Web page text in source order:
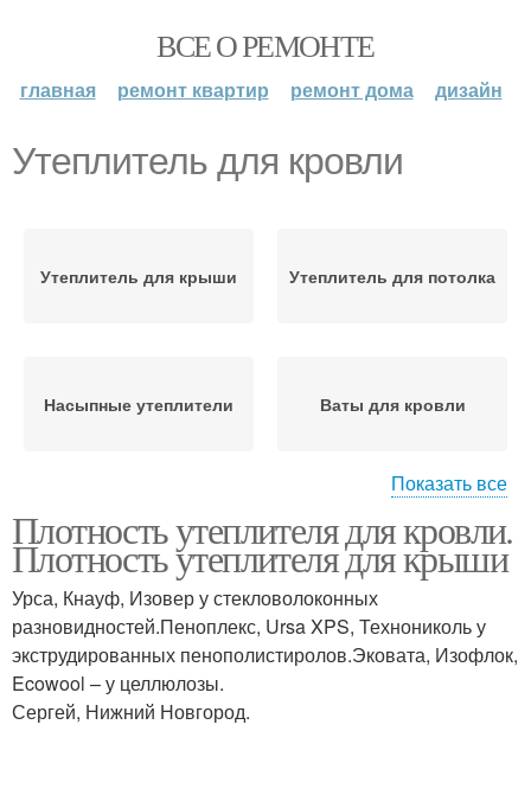
ВСЕ О РЕМОНТЕ
главная ремонт квартир ремонт дома дизайн
Утеплитель для кровли
Утеплитель для крыши Утеплитель для потолка
Насыпные утеплители Ваты для кровли
мансарды
Требования к
мансардному
утеплителю
Утеплитель для скатной
кровли
Утеплитель для
Показать все
Плотность утеплителя для кровли.
Плотность утеплителя для крыши
Урса, Кнауф, Изовер у стекловолоконных
разновидностей.Пеноплекс, Ursa XPS, Технониколь у
экструдированных пенополистиролов.Эковата, Изофлок,
Ecowool – у целлюлозы.
Сергей, Нижний Новгород.